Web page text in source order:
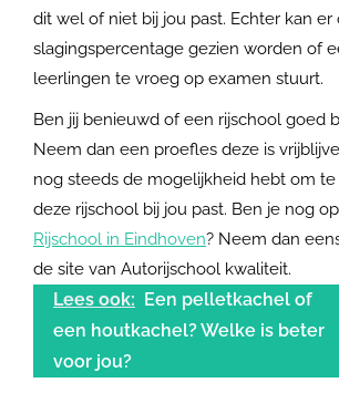
dit wel of niet bij jou past. Echter kan er
slagingspercentage gezien worden of
leerlingen te vroeg op examen stuurt.
Ben jij benieuwd of een rijschool goed
Neem dan een proefles deze is
nog steeds de mogelijkheid hebt om
deze rijschool bij jou past. Ben je nog
Rijschool in Eindhoven? Neem dan
de site van Autorijschool kwaliteit.
Lees ook: Een pelletkachel of
een houtkachel? Welke is beter
voor jou?